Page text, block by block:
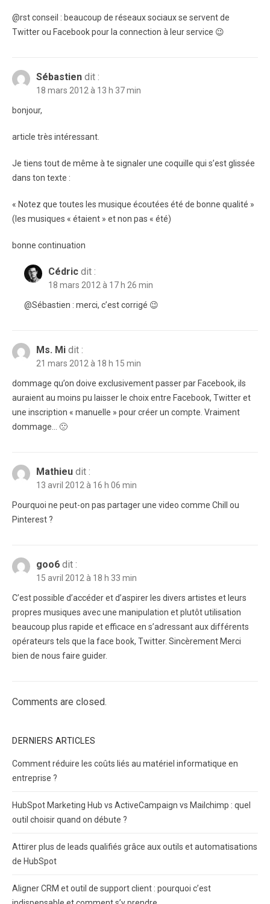
@rst conseil : beaucoup de réseaux sociaux se servent de
Twitter ou Facebook pour la connection à leur service 😉
Sébastien dit :
18 mars 2012 à 13 h 37 min
bonjour,
article très intéressant.
Je tiens tout de même à te signaler une coquille qui s’est glissée
dans ton texte :
« Notez que toutes les musique écoutées été de bonne qualité »
(les musiques « étaient » et non pas « été)
bonne continuation
Cédric dit :
18 mars 2012 à 17 h 26 min
@Sébastien : merci, c’est corrigé 😉
Ms. Mi dit :
21 mars 2012 à 18 h 15 min
dommage qu’on doive exclusivement passer par Facebook, ils
auraient au moins pu laisser le choix entre Facebook, Twitter et
une inscription « manuelle » pour créer un compte. Vraiment
dommage… 🙁
Mathieu dit :
13 avril 2012 à 16 h 06 min
Pourquoi ne peut-on pas partager une video comme Chill ou
Pinterest ?
goo6 dit :
15 avril 2012 à 18 h 33 min
C’est possible d’accéder et d’aspirer les divers artistes et leurs
propres musiques avec une manipulation et plutôt utilisation
beaucoup plus rapide et efficace en s’adressant aux différents
opérateurs tels que la face book, Twitter. Sincèrement Merci
bien de nous faire guider.
Comments are closed.
DERNIERS ARTICLES
Comment réduire les coûts liés au matériel informatique en
entreprise ?
HubSpot Marketing Hub vs ActiveCampaign vs Mailchimp : quel
outil choisir quand on débute ?
Attirer plus de leads qualifiés grâce aux outils et automatisations
de HubSpot
Aligner CRM et outil de support client : pourquoi c’est